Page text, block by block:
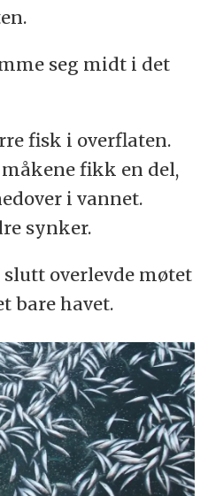
seg midt i det
fisk i overflaten.
fikk en del,
i vannet.
synker.
overlevde møtet
bare havet.